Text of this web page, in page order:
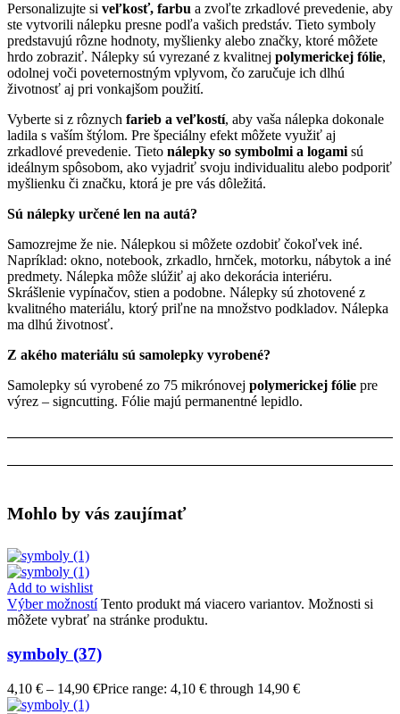
Personalizujte si veľkosť, farbu a zvoľte zrkadlové prevedenie, aby
ste vytvorili nálepku presne podľa vašich predstáv. Tieto symboly
predstavujú rôzne hodnoty, myšlienky alebo značky, ktoré môžete
hrdo zobraziť. Nálepky sú vyrezané z kvalitnej polymerickej fólie,
odolnej voči poveternostným vplyvom, čo zaručuje ich dlhú
životnosť aj pri vonkajšom použití.
Vyberte si z rôznych farieb a veľkostí, aby vaša nálepka dokonale
ladila s vaším štýlom. Pre špeciálny efekt môžete využiť aj
zrkadlové prevedenie. Tieto nálepky so symbolmi a logamisú
ideálnym spôsobom, ako vyjadriť svoju individualitu alebo podporiť
myšlienku či značku, ktorá je pre vás dôležitá.
Sú nálepky určené len na autá?
Samozrejme že nie. Nálepkou si môžete ozdobiť čokoľvek iné.
Napríklad: okno, notebook, zrkadlo, hrnček, motorku, nábytok a iné
predmety. Nálepka môže slúžiť aj ako dekorácia interiéru.
Skrášlenie vypínačov, stien a podobne. Nálepky sú zhotovené z
kvalitného materiálu, ktorý priľne na množstvo podkladov. Nálepka
ma dlhú životnosť.
Z akého materiálu sú samolepky vyrobené?
Samolepky sú vyrobené zo 75 mikrónovej polymerickej fólie pre
výrez – signcutting. Fólie majú permanentné lepidlo.
Mohlo by vás zaujímať
Add to wishlist
Výber možností Tento produkt má viacero variantov. Možnosti si
môžete vybrať na stránke produktu.
symboly (37)
4,10 € – 14,90 €Price range: 4,10 € through 14,90 €